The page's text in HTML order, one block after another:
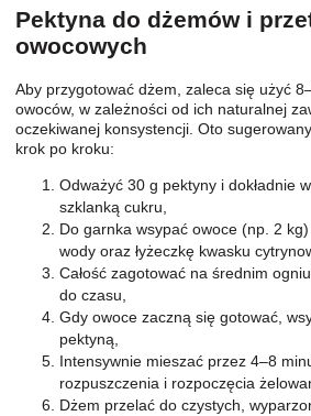
Pektyna do dżemów i
owocowych
Aby przygotować dżem, zaleca się użyć
owoców, w zależności od ich naturalnej
oczekiwanej konsystencji. Oto
krok po kroku:
Odważyć 30 g pektyny i dokładnie
szklanką cukru,
Do garnka wsypać owoce (np. 2
wody oraz łyżeczkę kwasku
Całość zagotować na średnim
do czasu,
Gdy owoce zaczną się gotować,
pektyną,
Intensywnie mieszać przez 4–8
rozpuszczenia i rozpoczęcia
Dżem przelać do czystych,